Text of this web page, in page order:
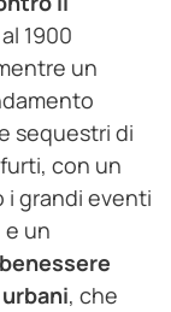
1900
un
sequestri di
con un
grandi eventi
un
, che